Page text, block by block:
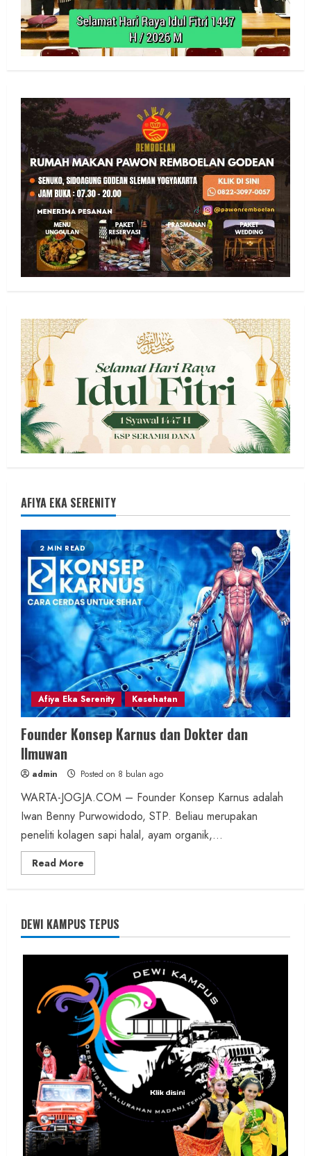
AFIYA EKA SERENITY
2 MIN READ
Afiya Eka Serenity Kesehatan
Founder Konsep Karnus dan Dokter dan
Ilmuwan
admin Posted on 8 bulan ago
WARTA-JOGJA.COM – Founder Konsep Karnus adalah
Iwan Benny Purwowidodo, STP. Beliau merupakan
peneliti kolagen sapi halal, ayam organik,...
Read More
more
dan
Dokter
dan
DEWI KAMPUS TEPUS